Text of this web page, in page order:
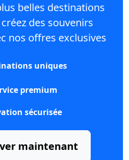
belles destinations
des souvenirs
nos offres exclusives
uniques
premium
sécurisée
maintenant